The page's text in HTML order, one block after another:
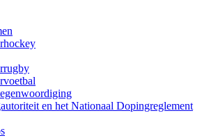
en het Nationaal Dopingreglement